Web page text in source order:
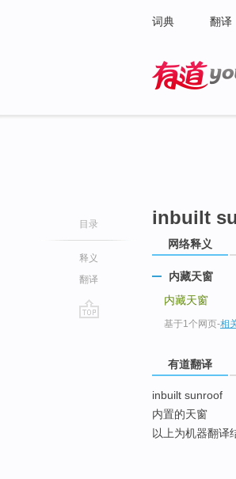
词典 翻译
目录
释义
翻译
inbuilt
网络释义
内藏天窗
内藏天窗
基于1个网页-相
有道翻译
inbuilt sunroof
内置的天窗
以上为机器翻译